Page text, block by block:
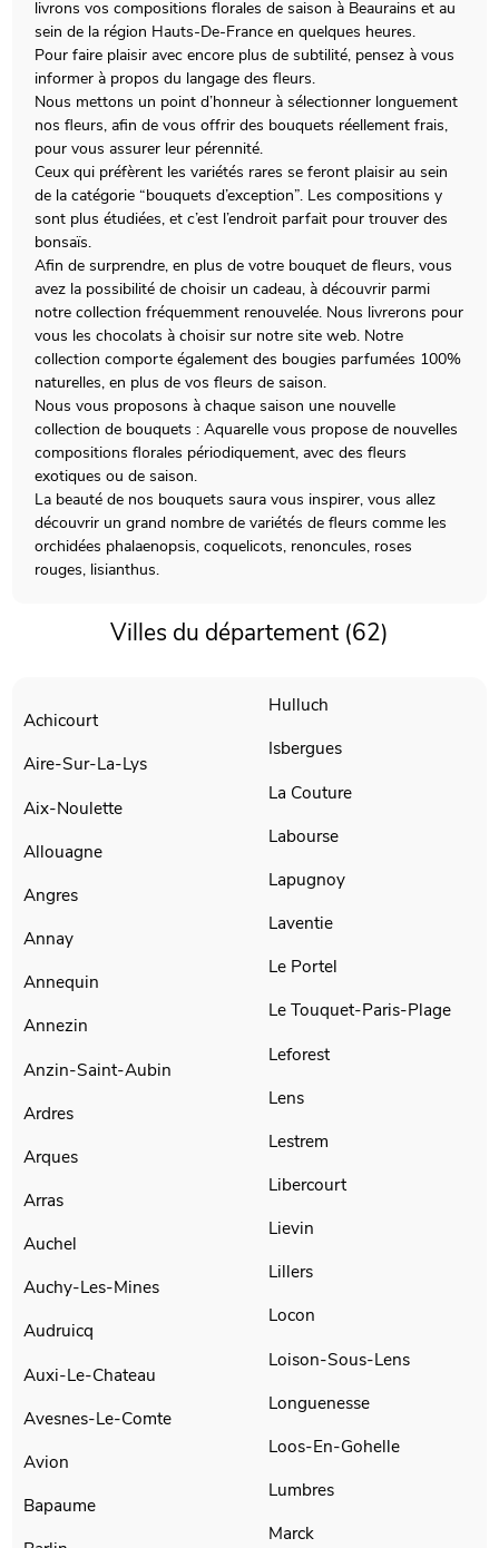
livrons vos compositions florales de saison à Beaurains et au
sein de la région Hauts-De-France en quelques heures.
Pour faire plaisir avec encore plus de subtilité, pensez à vous
informer à propos du langage des fleurs.
Nous mettons un point d’honneur à sélectionner longuement
nos fleurs, afin de vous offrir des bouquets réellement frais,
pour vous assurer leur pérennité.
Ceux qui préfèrent les variétés rares se feront plaisir au sein
de la catégorie “bouquets d’exception”. Les compositions y
sont plus étudiées, et c’est l’endroit parfait pour trouver des
bonsaïs.
Afin de surprendre, en plus de votre bouquet de fleurs, vous
avez la possibilité de choisir un cadeau, à découvrir parmi
notre collection fréquemment renouvelée. Nous livrerons pour
vous les chocolats à choisir sur notre site web. Notre
collection comporte également des bougies parfumées 100%
naturelles, en plus de vos fleurs de saison.
Nous vous proposons à chaque saison une nouvelle
collection de bouquets : Aquarelle vous propose de nouvelles
compositions florales périodiquement, avec des fleurs
exotiques ou de saison.
La beauté de nos bouquets saura vous inspirer, vous allez
découvrir un grand nombre de variétés de fleurs comme les
orchidées phalaenopsis, coquelicots, renoncules, roses
rouges, lisianthus.
Villes du département (62)
Achicourt
Aire-Sur-La-Lys
Aix-Noulette
Allouagne
Angres
Annay
Annequin
Annezin
Anzin-Saint-Aubin
Ardres
Arques
Arras
Auchel
Auchy-Les-Mines
Audruicq
Auxi-Le-Chateau
Avesnes-Le-Comte
Avion
Bapaume
Hulluch
Isbergues
La Couture
Labourse
Lapugnoy
Laventie
Le Portel
Le Touquet-Paris-Plage
Leforest
Lens
Lestrem
Libercourt
Lievin
Lillers
Locon
Loison-Sous-Lens
Longuenesse
Loos-En-Gohelle
Lumbres
Marck